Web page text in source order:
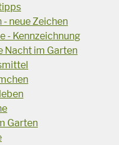
- neue Zeichen
- Kennzeichnung
Nacht im Garten
Garten